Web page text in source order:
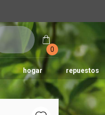
entrar
0
hogar repuestos